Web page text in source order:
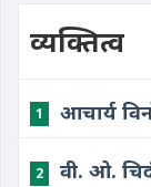
व्यक्तित्व
1 आचार्य
2 वी. ओ.